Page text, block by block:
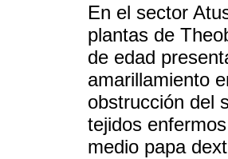
En el sector
plantas de
de edad
amarillamiento
obstrucción del
tejidos
medio papa